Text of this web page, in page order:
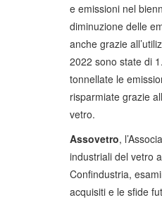
e emissioni nel
diminuzione delle
anche grazie
2022 sono state di
tonnellate le
risparmiate grazie
vetro.
Assovetro,
industriali del vetro
Confindustria,
acquisiti e le sfide